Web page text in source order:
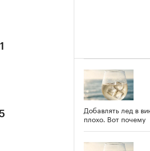
Добавлять лед в
плохо. Вот почему